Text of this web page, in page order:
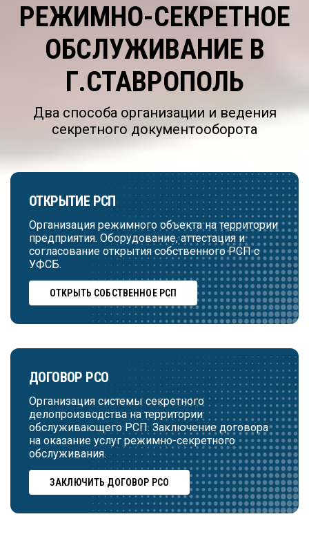
РЕЖИМНО-СЕКРЕТНОЕ
ОБСЛУЖИВАНИЕ В
Г.СТАВРОПОЛЬ
Два способа организации и ведения
секретного документооборота
ОТКРЫТИЕ РСП
Организация режимного объекта на территории
предприятия. Оборудование, аттестация и
согласование открытия собственного РСП с
УФСБ.
ОТКРЫТЬ СОБСТВЕННОЕ РСП
ДОГОВОР РСО
Организация системы секретного
делопроизводства на территории
обслуживающего РСП. Заключение договора
на оказание услуг режимно-секретного
обслуживания.
ЗАКЛЮЧИТЬ ДОГОВОР РСО